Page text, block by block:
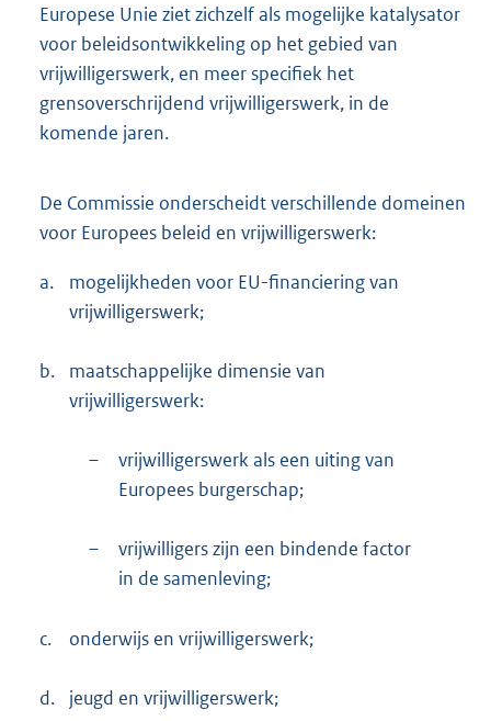
Europese Unie ziet zichzelf als mogelijke katalysator
voor beleidsontwikkeling op het gebied van
vrijwilligerswerk, en meer specifiek het
grensoverschrijdend vrijwilligerswerk, in de
komende jaren.
De Commissie onderscheidt verschillende domeinen
voor Europees beleid en vrijwilligerswerk:
a.
mogelijkheden voor EU-financiering van
vrijwilligerswerk;
b.
maatschappelijke dimensie van
vrijwilligerswerk:
–
vrijwilligerswerk als een uiting van
Europees burgerschap;
–
vrijwilligers zijn een bindende factor
in de samenleving;
c. onderwijs en vrijwilligerswerk;
d. jeugd en vrijwilligerswerk;